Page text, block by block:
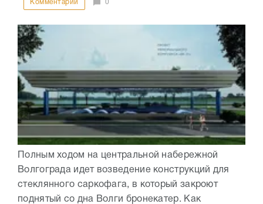
Комментарии 0
Полным ходом на центральной набережной
Волгограда идет возведение конструкций для
стеклянного саркофага, в который закроют
поднятый со дна Волги бронекатер. Как